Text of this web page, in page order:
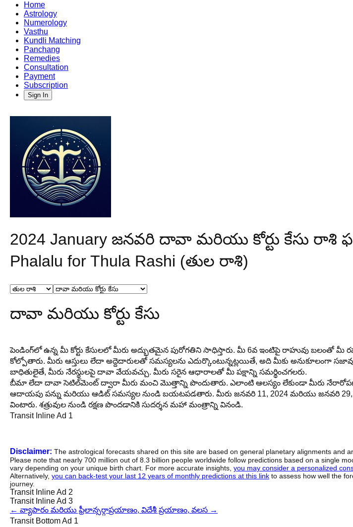
Home
Astrology
Numerology
Vasthu
Kundli Matching
Panchang
Remedies
Consultation
Payment
Subscription
Sign In
2024 January జనవరి దావా మరియు కోర్టు కేసు రాశి
Phalalu for Thula Rashi (తుల రాశి)
దావా మరియు కోర్టు కేసు
పెండింగ్‌లో ఉన్న మీ కోర్టు కేసులలో మీరు అద్భుతమైన పురోగతిని సాధిస్తారు. మీ 6వ ఇంటిపై రాహువు బలంతో మీ
కోల్పోతారు. మీరు ఆస్తులు లేదా అద్దెదారులతో సమస్యలను ఎదుర్కొంటున్నట్లయితే, అది మీకు అనుకూలంగా
బాధితులైతే, మీరు నేరస్థులపై దావా వేయవచ్చు. మీరు సరైన ఆధారాలతో మీ పక్షాన్ని సమర్థించగలరు.
బీమా లేదా దావా సెటిల్‌మెంట్ ద్వారా మీరు మంచి మొత్తాన్ని పొందుతారు. ఎలాంటి ఆలస్యం లేకుండా మీరు నేరారోపణల
ఆదాయపు పన్ను మరియు ఆడిట్ సమస్యల నుండి బయటపడతారు. మీరు జనవరి 11, 2024 మరియు జనవరి 29,
వింటారు. శత్రువుల నుండి రక్షణ పొందడానికి సుదర్శన మహా మంత్రాన్ని వినండి.
Transit Inline Ad 1
Disclaimer: The astrological forecasts shared on this site are based on general planetary alignments and
Please note that nearly 700 million out of 8.3 billion people worldwide follow predictions based on a single
vary depending on your unique birth chart. For more accurate insights, you may consider a personalized
Alternatively, you can back-test your last 12 years of monthly predictions at this link to assess how well the
journey.
Transit Inline Ad 2
Transit Inline Ad 3
← వ్యాపారం మరియు ఫ్రీలాన్సర్గాప్రయాణం, విదేశీ ప్రయాణం, వలస →
Transit Bottom Ad 1